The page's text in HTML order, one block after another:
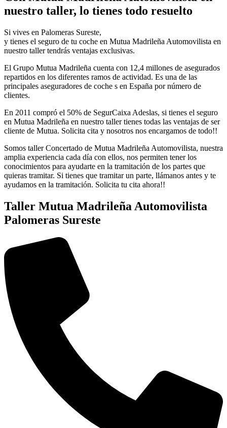
nuestro taller, lo tienes todo resuelto
Si vives en Palomeras Sureste,
y tienes el seguro de tu coche en Mutua Madrileña Automovilista en
nuestro taller tendrás ventajas exclusivas.
El Grupo Mutua Madrileña cuenta con 12,4 millones de asegurados
repartidos en los diferentes ramos de actividad. Es una de las
principales aseguradores de coche s en España por número de
clientes.
En 2011 compró el 50% de SegurCaixa Adeslas, si tienes el seguro
en Mutua Madrileña en nuestro taller tienes todas las ventajas de ser
cliente de Mutua. Solicita cita y nosotros nos encargamos de todo!!
Somos taller Concertado de Mutua Madrileña Automovilista, nuestra
amplia experiencia cada día con ellos, nos permiten tener los
conocimientos para ayudarte en la tramitación de los partes que
quieras tramitar. Si tienes que tramitar un parte, llámanos antes y te
ayudamos en la tramitación. Solicita tu cita ahora!!
Taller Mutua Madrileña Automovilista
Palomeras Sureste